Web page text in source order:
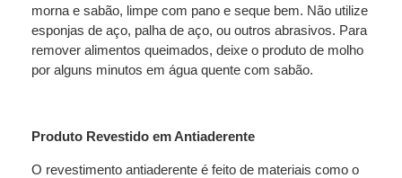
morna e sabão, limpe com pano e seque bem. Não utilize
esponjas de aço, palha de aço, ou outros abrasivos. Para
remover alimentos queimados, deixe o produto de molho
por alguns minutos em água quente com sabão.
Produto Revestido em Antiaderente
O revestimento antiaderente é feito de materiais como o